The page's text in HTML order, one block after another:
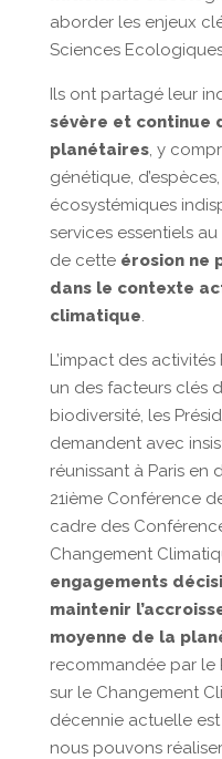
aborder les enjeux
Sciences
Ils ont partagé leur
sévère et continue
planétaires, y
génétique,
écosystémiques
services essentiels
de cette érosion ne
dans le contexte
climatique.
L’impact des
un des facteurs clés
biodiversité, les
demandent avec
réunissant à Paris en
21ième Conférence
cadre des
Changement
engagements
maintenir
moyenne de la
recommandée par le
sur le Changement
décennie actuelle
nous pouvons